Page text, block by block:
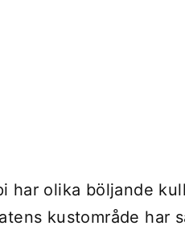
har olika böljande
kustområde har